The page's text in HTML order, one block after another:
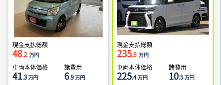
現金支払総額
48.2 万円
車両本体価格
41.3万円
諸費用
6.9万円
現金支払総額
235.9 万円
車両本体価格
225.4万円
諸費用
10.5万円